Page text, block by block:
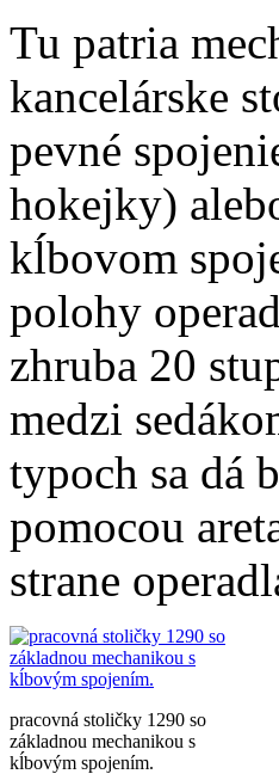
Tu patria
kancelárske
pevné
hokejky)
kĺbovom
polohy
zhruba 20
medzi
typoch sa dá
pomocou
strane
pracovná stoličky 1290 so
základnou mechanikou s
kĺbovým spojením.